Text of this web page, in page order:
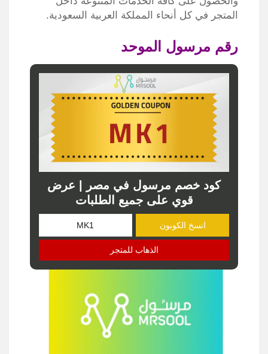
المتجر في كل أنحاء المملكة العربية السعودية.
رقم مرسول الموحد
كود خصم مرسول في مصر | عرض
قوي على جميع الطلبات
انسخ الكوبون
الذهاب للمتجر